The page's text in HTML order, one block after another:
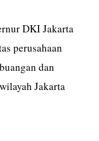
DKI Jakarta
perusahaan
dan
Jakarta